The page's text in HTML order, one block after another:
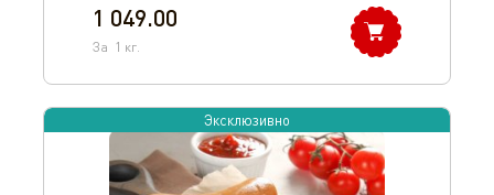
1 049.00
За 1 кг.
Эксклюзивно